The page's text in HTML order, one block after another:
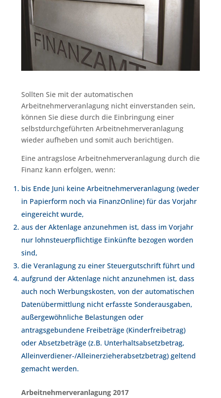
Sollten Sie mit der automatischen
Arbeitnehmerveranlagung nicht einverstanden sein,
können Sie diese durch die Einbringung einer
selbstdurchgeführten Arbeitnehmerveranlagung
wieder aufheben und somit auch berichtigen.
Eine antragslose Arbeitnehmerveranlagung durch die
Finanz kann erfolgen, wenn:
bis Ende Juni keine Arbeitnehmerveranlagung (weder
in Papierform noch via FinanzOnline) für das Vorjahr
eingereicht wurde,
aus der Aktenlage anzunehmen ist, dass im Vorjahr
nur lohnsteuerpflichtige Einkünfte bezogen worden
sind,
die Veranlagung zu einer Steuergutschrift führt und
aufgrund der Aktenlage nicht anzunehmen ist, dass
auch noch Werbungskosten, von der automatischen
Datenübermittlung nicht erfasste Sonderausgaben,
außergewöhnliche Belastungen oder
antragsgebundene Freibeträge (Kinderfreibetrag)
oder Absetzbeträge (z.B. Unterhaltsabsetzbetrag,
Alleinverdiener-/Alleinerzieherabsetzbetrag) geltend
gemacht werden.
Arbeitnehmerveranlagung 2017